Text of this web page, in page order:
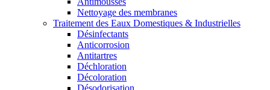
Nettoyage des membranes
Traitement des Eaux Domestiques & Industrielles
Désinfectants
Anticorrosion
Antitartres
Déchloration
Décoloration
Désodorisation